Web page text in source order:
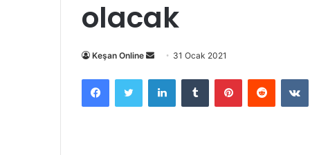
olacak
Keşan Online
Bir
posta
göndermek
31 Ocak 2021
FacebookTwitter LinkedInTumblr PinterestReddit